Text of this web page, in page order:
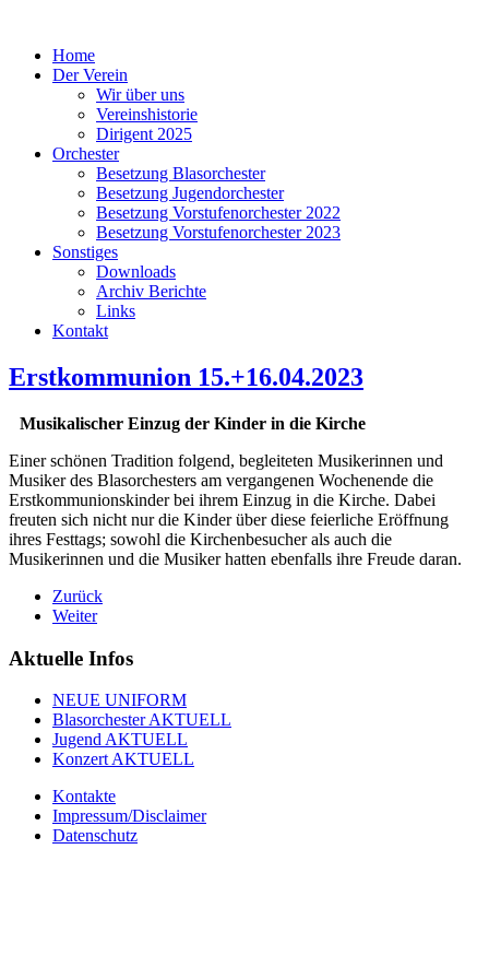
Home
Der Verein
Wir über uns
Vereinshistorie
Dirigent 2025
Orchester
Besetzung Blasorchester
Besetzung Jugendorchester
Besetzung Vorstufenorchester 2022
Besetzung Vorstufenorchester 2023
Sonstiges
Downloads
Archiv Berichte
Links
Kontakt
Erstkommunion 15.+16.04.2023
Musikalischer Einzug der Kinder in die Kirche
Einer schönen Tradition folgend, begleiteten Musikerinnen und
Musiker des Blasorchesters am vergangenen Wochenende die
Erstkommunionskinder bei ihrem Einzug in die Kirche. Dabei
freuten sich nicht nur die Kinder über diese feierliche Eröffnung
ihres Festtags; sowohl die Kirchenbesucher als auch die
Musikerinnen und die Musiker hatten ebenfalls ihre Freude daran.
Zurück
Weiter
Aktuelle Infos
NEUE UNIFORM
Blasorchester AKTUELL
Jugend AKTUELL
Konzert AKTUELL
Kontakte
Impressum/Disclaimer
Datenschutz